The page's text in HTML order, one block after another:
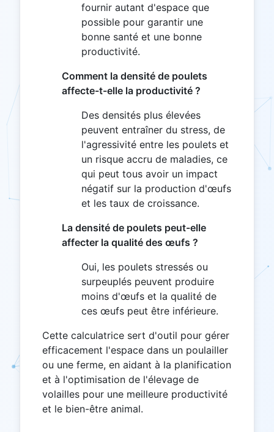
fournir autant d'espace que
possible pour garantir une
bonne santé et une bonne
productivité.
Comment la densité de poulets
affecte-t-elle la productivité ?
Des densités plus élevées
peuvent entraîner du stress, de
l'agressivité entre les poulets et
un risque accru de maladies, ce
qui peut tous avoir un impact
négatif sur la production d'œufs
et les taux de croissance.
La densité de poulets peut-elle
affecter la qualité des œufs ?
Oui, les poulets stressés ou
surpeuplés peuvent produire
moins d'œufs et la qualité de
ces œufs peut être inférieure.
Cette calculatrice sert d'outil pour gérer
efficacement l'espace dans un poulailler
ou une ferme, en aidant à la planification
et à l'optimisation de l'élevage de
volailles pour une meilleure productivité
et le bien-être animal.